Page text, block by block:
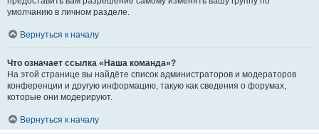
умолчанию в личном разделе.
Вернуться к началу
Что означает ссылка «Наша команда»?
На этой странице вы найдёте список администраторов и модераторов
конференции и другую информацию, такую как сведения о форумах,
которые они модерируют.
Вернуться к началу